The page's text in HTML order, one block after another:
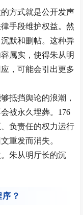
方式就是公开发声
手段维护权益。然
默和删帖。这种异
属实，使得朱从明
，可能会引出更多
抵挡舆论的浪潮，
被永久埋葬。176
负责任的权力运行
重发而消失。
朱从明厅长的沉
？